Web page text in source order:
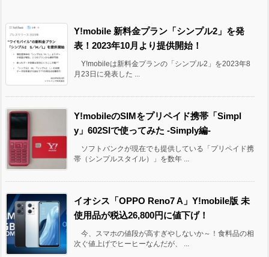
Y!mobile 新料金プラン「シンプル2」を発
表！2023年10月より提供開始！
Y!mobileは新料金プランの「シンプル2」を2023年8
月23日に発表した ...
Y!mobileのSIMをプリペイド携帯「Simpl
y」602SIで使ってみた -Simply編-
ソフトバンクが現在でも提供している「プリペイド携
帯（シンプルスタイル）」を数年 ...
イオシス「OPPO Reno7 A」Y!mobile版 未
使用品が税込26,800円に値下げ！
今、スマホの値段が高すぎやしないか～！食料品の相
次ぐ値上げでヒーヒーなんだが、 ...